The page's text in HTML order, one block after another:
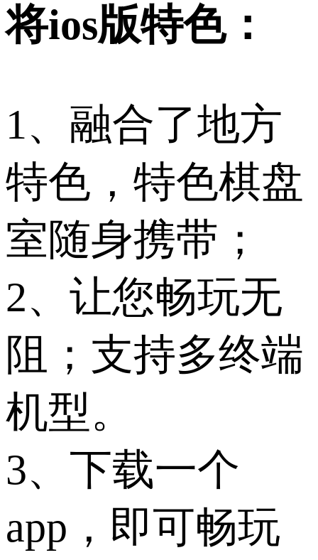
将ios版特色：
1、融合了地方
特色，特色棋盘
室随身携带；
2、让您畅玩无
阻；支持多终端
机型。
3、下载一个
app，即可畅玩